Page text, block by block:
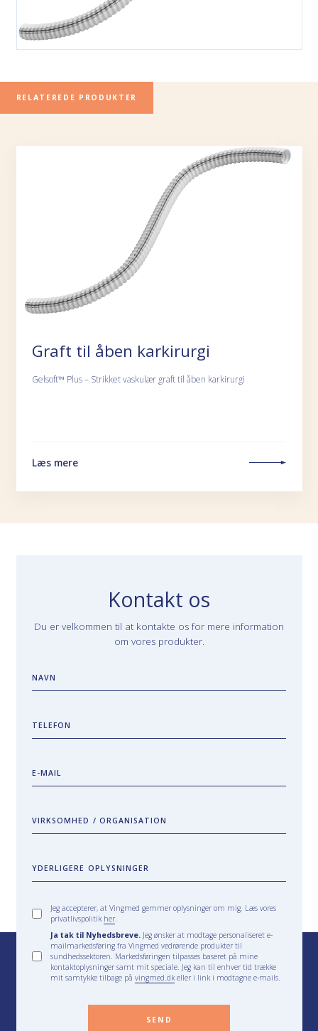
RELATEREDE PRODUKTER
Graft til åben karkirurgi
Gelsoft™ Plus – Strikket vaskulær graft til åben karkirurgi
Læs mere
Kontakt os
Du er velkommen til at kontakte os for mere information
om vores produkter.
NAVN
TELEFON
E-MAIL
VIRKSOMHED / ORGANISATION
YDERLIGERE OPLYSNINGER
Jeg accepterer, at Vingmed gemmer oplysninger om mig. Læs vores
privatlivspolitik her.
Ja tak til Nyhedsbreve. Jeg ønsker at modtage personaliseret e-
mailmarkedsføring fra Vingmed vedrørende produkter til
sundhedssektoren. Markedsføringen tilpasses baseret på mine
kontaktoplysninger samt mit speciale. Jeg kan til enhver tid trække
mit samtykke tilbage påvingmed.dk eller i link i modtagne e-mails.
SEND